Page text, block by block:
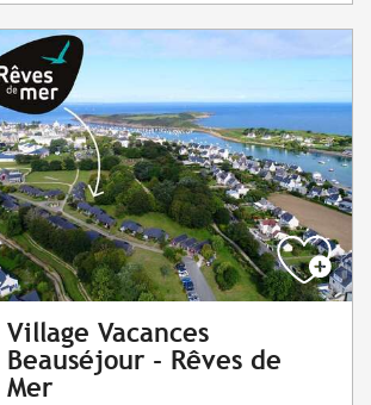
Village Vacances
Beauséjour - Rêves de
Mer